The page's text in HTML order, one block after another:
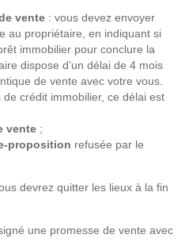
vente : vous devez envoyer
au propriétaire, en indiquant si
immobilier pour conclure la
dispose d’un délai de 4 mois
de vente avec votre vous.
crédit immobilier, ce délai est
vente ;
proposition refusée par le
devrez quitter les lieux à la fin
une promesse de vente avec